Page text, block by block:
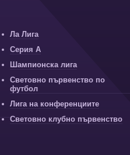
Ла Лига
Серия А
Шампионска лига
Световно първенство по
футбол
Лига на конференциите
Световно клубно първенство